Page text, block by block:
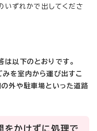
いずれかで出してくださ
以下のとおりです。
みを 室内から運び出すこ
の外や駐車場といった道路
をかけずに処理で